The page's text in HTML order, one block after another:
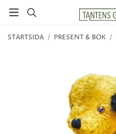
STARTSIDA / PRESENT & BOK /